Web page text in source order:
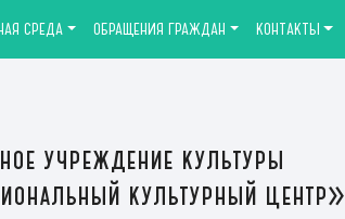
учреждение культуры
культурный центр»
СРЕДА ОБРАЩЕНИЯ ГРАЖДАН КОНТАКТЫ